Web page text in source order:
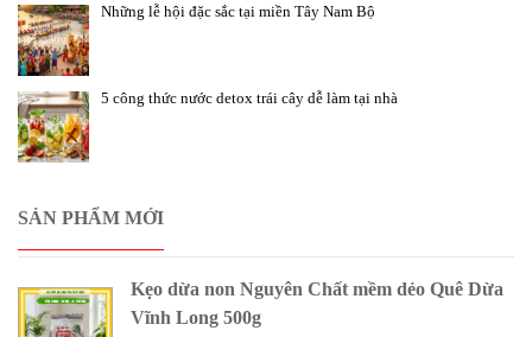
Những lễ hội đặc sắc tại miền Tây Nam Bộ
5 công thức nước detox trái cây dễ làm tại nhà
SẢN PHẨM MỚI
Kẹo dừa non Nguyên Chất mềm dẻo Quê Dừa
Vĩnh Long 500g